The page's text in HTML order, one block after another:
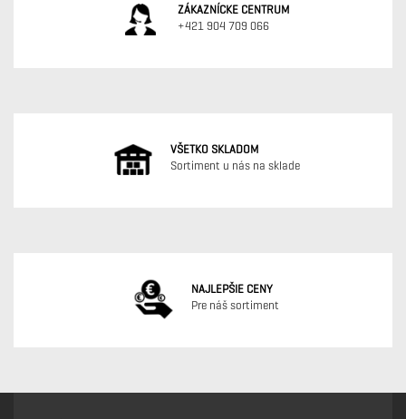
ZÁKAZNÍCKE CENTRUM
+421 904 709 066
VŠETKO SKLADOM
Sortiment u nás na sklade
NAJLEPŠIE CENY
Pre náš sortiment